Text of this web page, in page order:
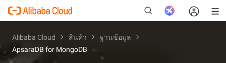
Alibaba Cloud สินค้า
ฐานข้อมูล
ApsaraDB for MongoDB